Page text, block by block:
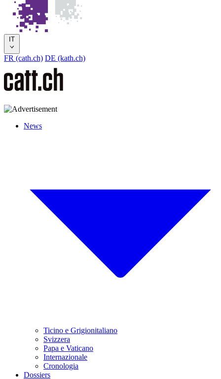
IT
FR (cath.ch) DE (kath.ch)
News
Ticino e Grigionitaliano
Svizzera
Papa e Vaticano
Internazionale
Cronologia
Dossiers